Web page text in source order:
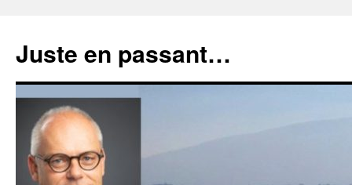
contenu
Juste en passant…